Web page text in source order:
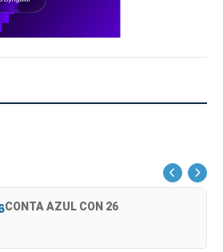
CONTA AZUL CON 26